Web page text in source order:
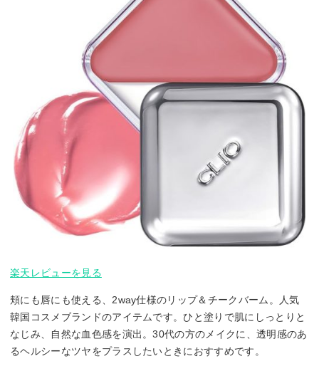
楽天レビューを見る
頬にも唇にも使える、2way仕様のリップ＆チークバーム。人気
韓国コスメブランドのアイテムです。ひと塗りで肌にしっとりと
なじみ、自然な血色感を演出。30代の方のメイクに、透明感のあ
るヘルシーなツヤをプラスしたいときにおすすめです。